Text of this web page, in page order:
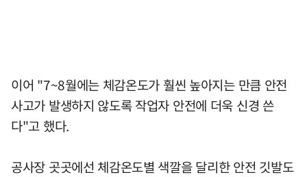
이어 "7~8월에는 체감온도가 훨씬 높아지는 만큼 안전
사고가 발생하지 않도록 작업자 안전에 더욱 신경 쓴
다"고 했다.
공사장 곳곳에선 체감온도별 색깔을 달리한 안전 깃발도